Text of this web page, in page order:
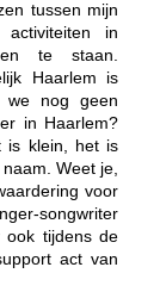
tussen mijn
in
te staan.
Haarlem is
we nog geen
in Haarlem?
is klein, het is
Weet je,
voor
songwriter
ook tijdens de
act van